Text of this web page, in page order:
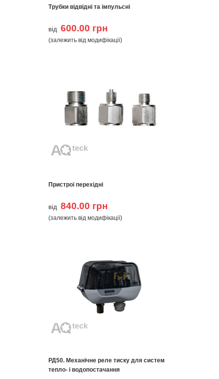
Трубки відвідні та імпульсні
від 600.00 грн
(залежить від модифікації)
Пристрої перехідні
від 840.00 грн
(залежить від модифікації)
РД50. Механічне реле тиску для систем
тепло- і водопостачання